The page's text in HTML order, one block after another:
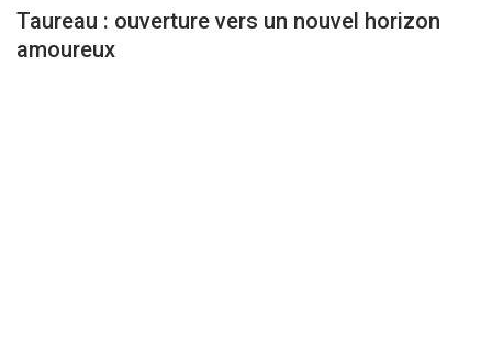
Taureau : ouverture vers un nouvel horizon
amoureux